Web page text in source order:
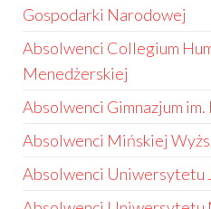
Gospodarki Narodowej
Absolwenci Collegium
Menedżerskiej
Absolwenci Gimnazjum
Absolwenci Mińskiej
Absolwenci Uniwersytetu